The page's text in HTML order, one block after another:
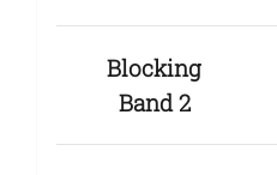
Blocking
Band 2